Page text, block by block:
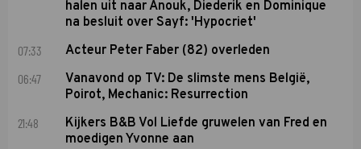
halen uit naar Anouk, Diederik en Dominique
na besluit over Sayf: 'Hypocriet'
07:33 Acteur Peter Faber (82) overleden
06:47
Vanavond op TV: De slimste mens België,
Poirot, Mechanic: Resurrection
21:48
Kijkers B&B Vol Liefde gruwelen van Fred en
moedigen Yvonne aan